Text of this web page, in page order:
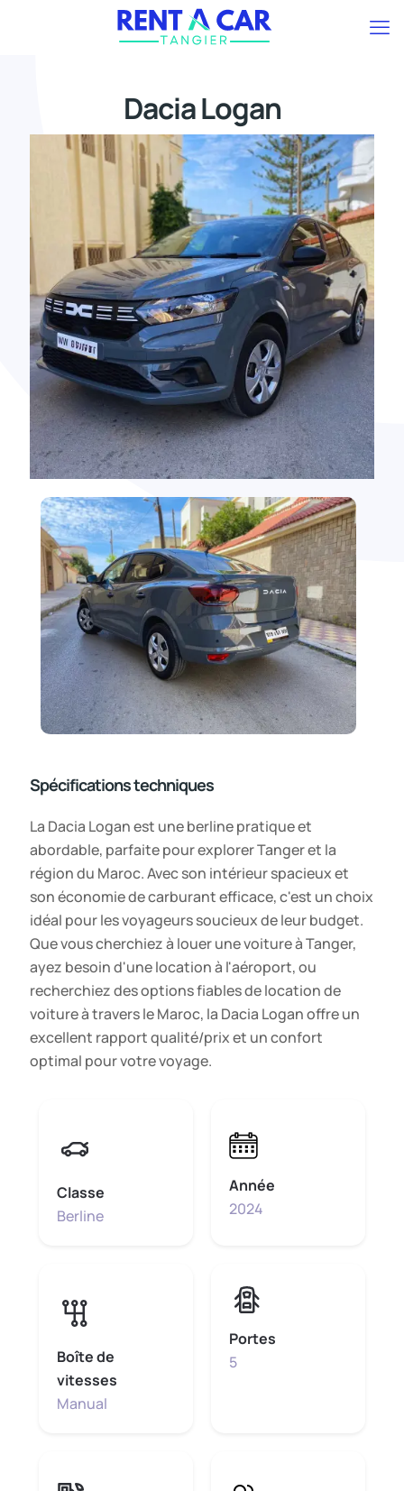
Dacia Logan
Spécifications techniques
La Dacia Logan est une berline pratique et
abordable, parfaite pour explorer Tanger et la
région du Maroc. Avec son intérieur spacieux et
son économie de carburant efficace, c'est un choix
idéal pour les voyageurs soucieux de leur budget.
Que vous cherchiez à louer une voiture à Tanger,
ayez besoin d'une location à l'aéroport, ou
recherchiez des options fiables de location de
voiture à travers le Maroc, la Dacia Logan offre un
excellent rapport qualité/prix et un confort
optimal pour votre voyage.
Classe
Berline
Année
2024
Boîte de
vitesses
Manual
Portes
5